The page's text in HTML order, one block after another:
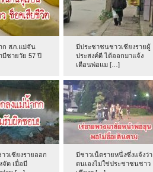
ก สภ.แม่จัน
มีชายวัย 57 ปี
มีประชาชนชาวเชียงรายผู้
ประสงค์ดี ได้ออกมาแจ้ง
เตือนพ่อแม […]
วเชียงรายออก
จัด เมื่อมี
มีชาวเน็ตรายหนึ่งซึ่งแจ้งว่า
ตนเองไม่ใช่ประชาชนชาว